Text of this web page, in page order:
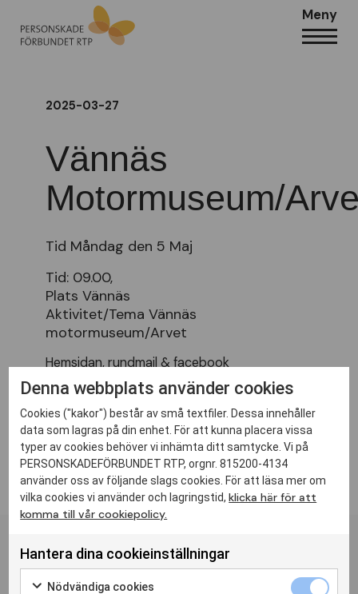
Meny
2025-03-27
Vännäs
Motormuseum/
Tid Måndag den 5 Maj
Tid: 09.00,
Plats Vännäs
Aktivitet/Tema Vännäs
motormuseum/Arvet
Hemsidan, rundmail & facebook
Anmälan senast 26 april till Inga, 070-
688 21 32 eller Kjerstin, 070-685 18 01.
Personskadeförbundet RTPs
Prenumerera
Denna webbplats använder cookies
Cookies ("kakor") består av små textfiler. Dessa innehåller
data som lagras på din enhet. För att kunna placera vissa
typer av cookies behöver vi inhämta ditt samtycke. Vi på
PERSONSKADEFÖRBUNDET RTP, orgnr. 815200-4134
använder oss av följande slags cookies. För att läsa mer om
vilka cookies vi använder och lagringstid,klicka här för att
komma till vår cookiepolicy.
Hantera dina cookieinställningar
Nödvändiga cookies